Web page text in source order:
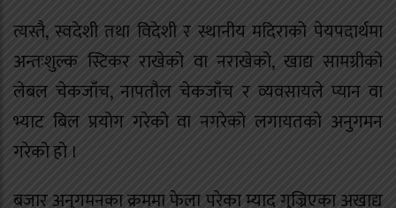
त्यस्तै, स्वदेशी तथा विदेशी र स्थानीय मदिराको पेयपदार्थमा
अन्तःशुल्क स्टिकर राखेको वा नराखेको, खाद्य सामग्रीको
लेबल चेकजाँच, नापतौल चेकजाँच र व्यवसायले प्यान वा
भ्याट बिल प्रयोग गरेको वा नगरेको लगायतको अनुगमन
गरेको हो ।
बजार अनुगमनका क्रममा फेला परेका म्याद गुज्रिएका अखाद्य